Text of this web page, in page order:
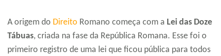
A origem do Direito Romano começa com a Lei das Doze
Tábuas, criada na fase da República Romana. Esse foi o
primeiro registro de uma lei que ficou pública para todos